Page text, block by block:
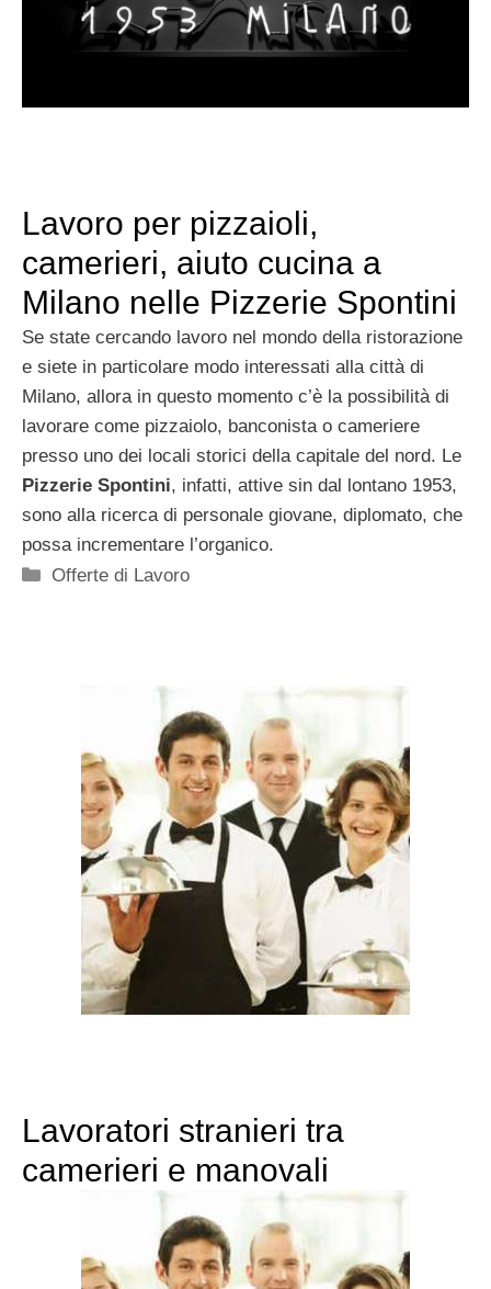
Lavoro per pizzaioli,
camerieri, aiuto cucina a
Milano nelle Pizzerie Spontini
Se state cercando lavoro nel mondo della ristorazione
e siete in particolare modo interessati alla città di
Milano, allora in questo momento c’è la possibilità di
lavorare come pizzaiolo, banconista o cameriere
presso uno dei locali storici della capitale del nord. Le
Pizzerie Spontini, infatti, attive sin dal lontano 1953,
sono alla ricerca di personale giovane, diplomato, che
possa incrementare l’organico.
Categorie
Offerte di Lavoro
Lavoratori stranieri tra
camerieri e manovali